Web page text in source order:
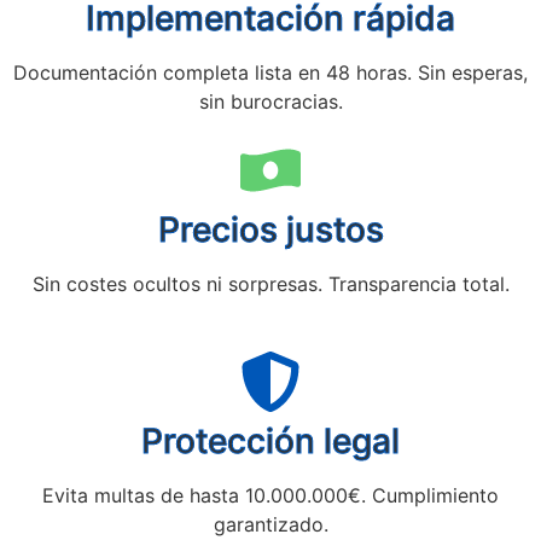
Implementación rápida
Documentación completa lista en 48 horas. Sin esperas,
sin burocracias.
Precios justos
Sin costes ocultos ni sorpresas. Transparencia total.
Protección legal
Evita multas de hasta 10.000.000€. Cumplimiento
garantizado.